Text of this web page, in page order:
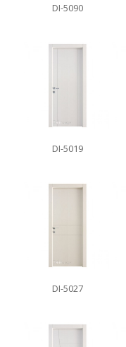
DI-5090
DI-5019
DI-5027